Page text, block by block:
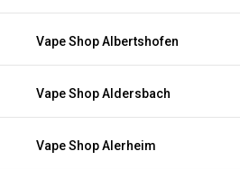
Vape Shop Albertshofen
Vape Shop Aldersbach
Vape Shop Alerheim